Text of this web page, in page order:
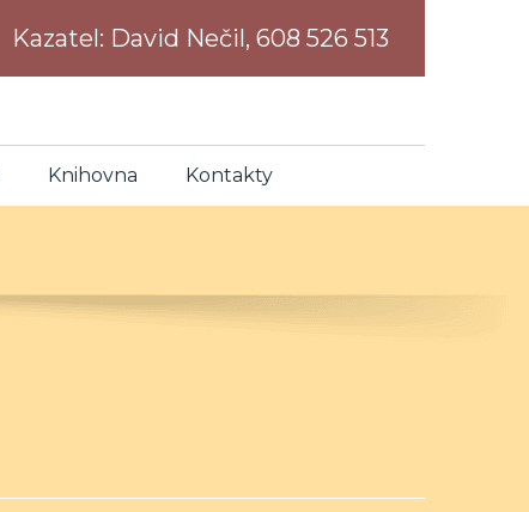
Kazatel: David Nečil, 608 526 513
Knihovna Kontakty